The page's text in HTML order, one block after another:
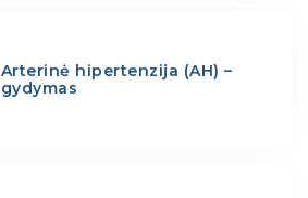
Arterinė hipertenzija (AH) –
gydymas